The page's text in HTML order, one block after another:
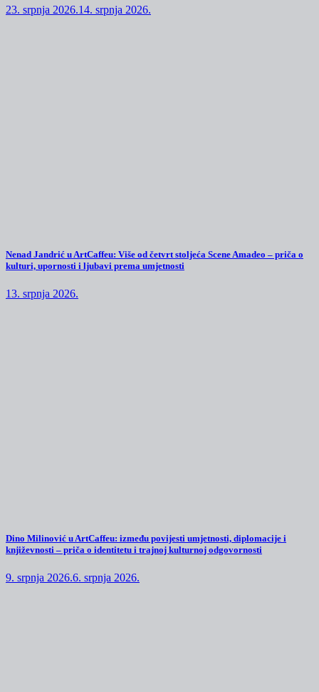
23. srpnja 2026.14. srpnja 2026.
Nenad Jandrić u ArtCaffeu: Više od četvrt stoljeća Scene Amadeo – priča o
kulturi, upornosti i ljubavi prema umjetnosti
13. srpnja 2026.
Dino Milinović u ArtCaffeu: između povijesti umjetnosti, diplomacije i
književnosti – priča o identitetu i trajnoj kulturnoj odgovornosti
9. srpnja 2026.6. srpnja 2026.